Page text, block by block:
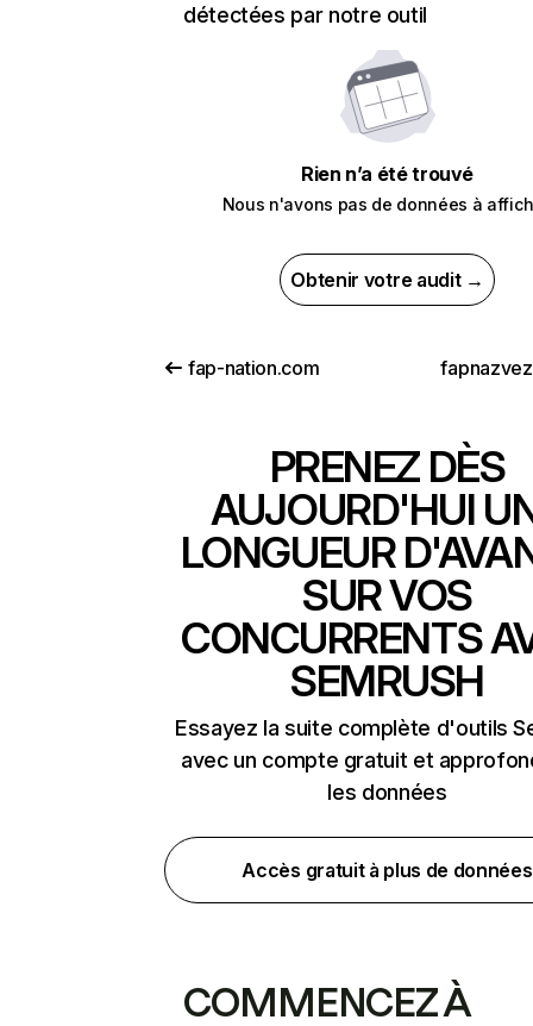
détectées par notre outil
Rien n’a été trouvé
Nous n'avons pas de données à
Obtenir votre audit →
fap-nation.com
PRENEZ DÈS
AUJOURD'HUI
LONGUEUR
SUR VOS
CONCURRENTS
SEMRUSH
Essayez la suite complète d'outils
avec un compte gratuit et
les données
Accès gratuit à plus de données
COMMENCEZ À